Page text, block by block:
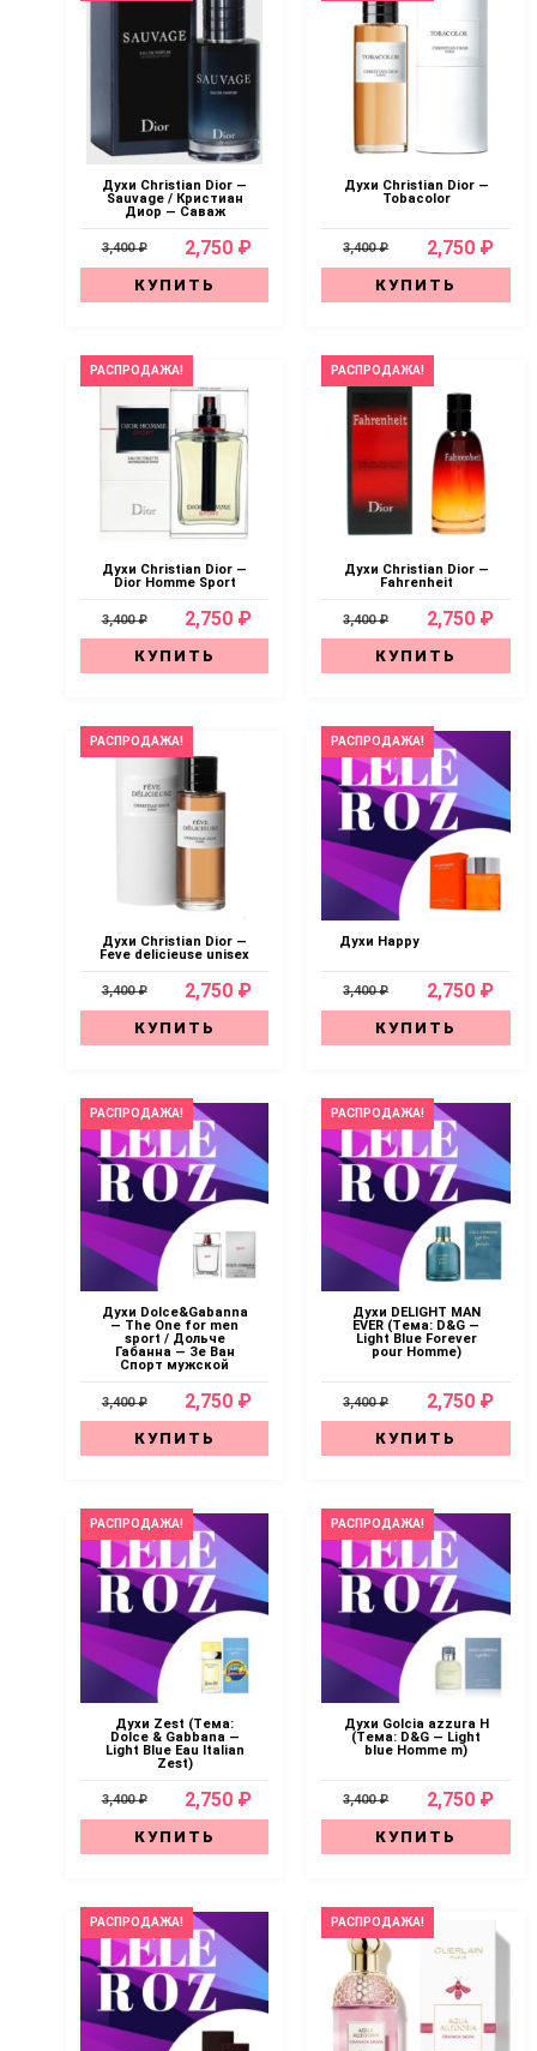
Духи Christian Dior —
Sauvage / Кристиан
Диор — Саваж
3,400 ₽ 2,750 ₽
КУПИТЬ
Духи Christian Dior —
Tobacolor
3,400 ₽ 2,750 ₽
КУПИТЬ
РАСПРОДАЖА!
Духи Christian Dior —
Dior Homme Sport
3,400 ₽ 2,750 ₽
КУПИТЬ
РАСПРОДАЖА!
Духи Christian Dior —
Fahrenheit
3,400 ₽ 2,750 ₽
КУПИТЬ
РАСПРОДАЖА!
Духи Christian Dior —
Feve delicieuse unisex
3,400 ₽ 2,750 ₽
КУПИТЬ
РАСПРОДАЖА!
Духи Happy
3,400 ₽ 2,750 ₽
КУПИТЬ
РАСПРОДАЖА!
Духи Dolce&Gabanna
— The One for men
sport / Дольче
Габанна — Зе Ван
Спорт мужской
3,400 ₽ 2,750 ₽
КУПИТЬ
РАСПРОДАЖА!
Духи DELIGHT MAN
EVER (Тема: D&G —
Light Blue Forever
pour Homme)
3,400 ₽ 2,750 ₽
КУПИТЬ
РАСПРОДАЖА!
Духи Zest (Тема:
Dolce & Gabbana —
Light Blue Eau Italian
Zest)
3,400 ₽ 2,750 ₽
КУПИТЬ
РАСПРОДАЖА!
Духи Golcia azzura H
(Тема: D&G — Light
blue Homme m)
3,400 ₽ 2,750 ₽
КУПИТЬ
РАСПРОДАЖА! РАСПРОДАЖА!